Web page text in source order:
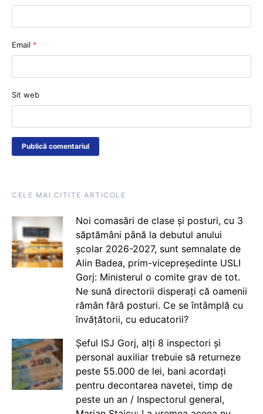
Email *
Sit web
CELE MAI CITITE ARTICOLE
Noi comasări de clase și posturi, cu 3
săptămâni până la debutul anului
școlar 2026-2027, sunt semnalate de
Alin Badea, prim-vicepreședinte USLI
Gorj: Ministerul o comite grav de tot.
Ne sună directorii disperați că oamenii
rămân fără posturi. Ce se întâmplă cu
învățătorii, cu educatorii?
Șeful ISJ Gorj, alți 8 inspectori și
personal auxiliar trebuie să returneze
peste 55.000 de lei, bani acordați
pentru decontarea navetei, timp de
peste un an / Inspectorul general,